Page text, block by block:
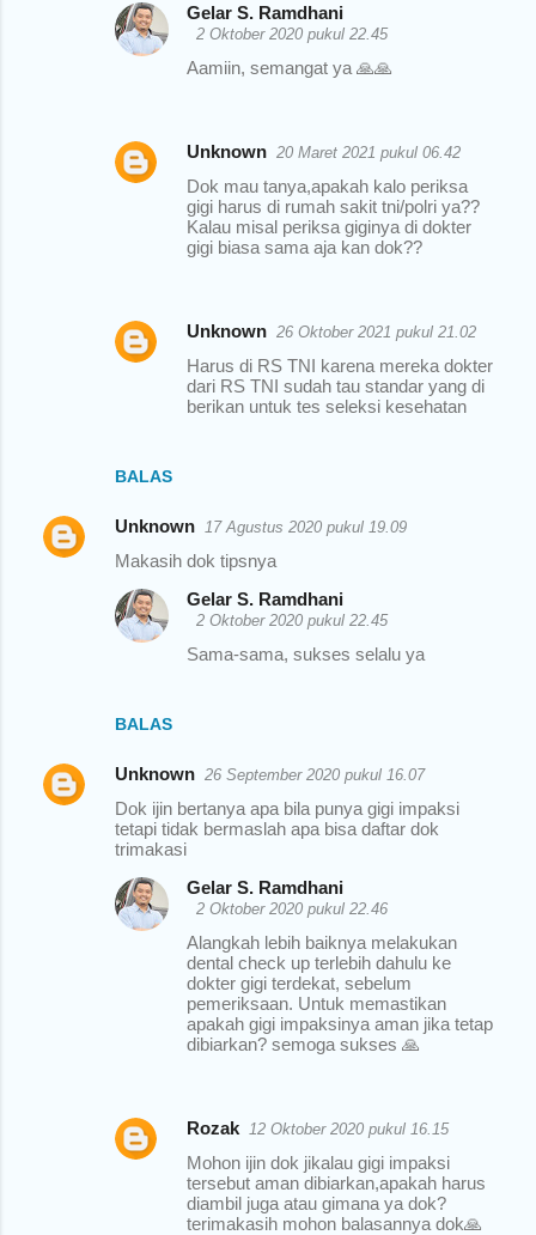
BALAS
Gelar S. Ramdhani
2 Oktober 2020 pukul 22.45
Aamiin, semangat ya 🙏🙏
Unknown 20 Maret 2021 pukul 06.42
Dok mau tanya,apakah kalo periksa
gigi harus di rumah sakit tni/polri ya??
Kalau misal periksa giginya di dokter
gigi biasa sama aja kan dok??
Unknown 26 Oktober 2021 pukul 21.02
Harus di RS TNI karena mereka dokter
dari RS TNI sudah tau standar yang di
berikan untuk tes seleksi kesehatan
Unknown 17 Agustus 2020 pukul 19.09
Makasih dok tipsnya
BALAS
Gelar S. Ramdhani
2 Oktober 2020 pukul 22.45
Sama-sama, sukses selalu ya
Unknown 26 September 2020 pukul 16.07
Dok ijin bertanya apa bila punya gigi impaksi
tetapi tidak bermaslah apa bisa daftar dok
trimakasi
Gelar S. Ramdhani
2 Oktober 2020 pukul 22.46
Alangkah lebih baiknya melakukan
dental check up terlebih dahulu ke
dokter gigi terdekat, sebelum
pemeriksaan. Untuk memastikan
apakah gigi impaksinya aman jika tetap
dibiarkan? semoga sukses 🙏
Rozak 12 Oktober 2020 pukul 16.15
Mohon ijin dok jikalau gigi impaksi
tersebut aman dibiarkan,apakah harus
diambil juga atau gimana ya dok?
terimakasih mohon balasannya dok🙏